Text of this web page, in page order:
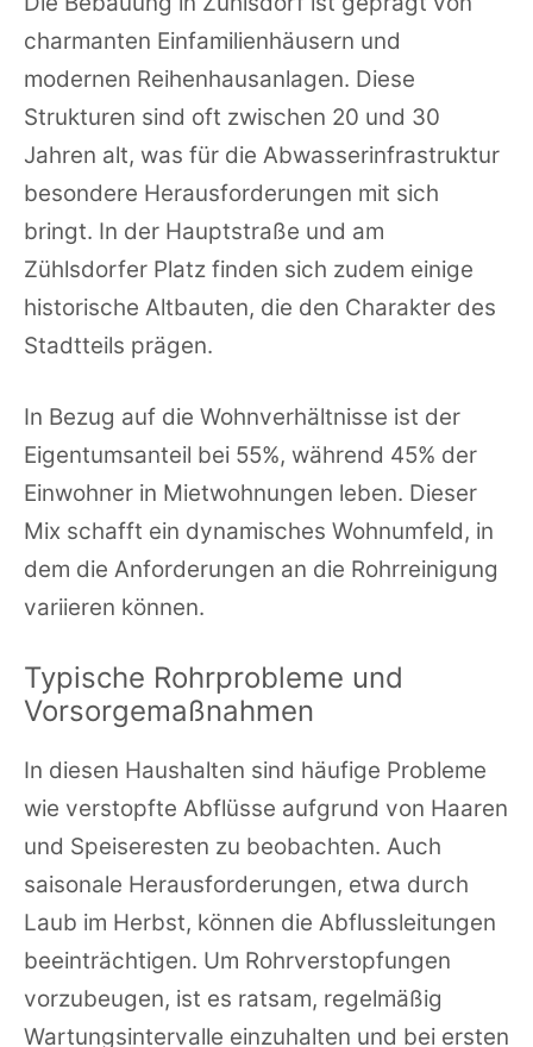
charmanten Einfamilienhäusern und
modernen Reihenhausanlagen. Diese
Strukturen sind oft zwischen 20 und 30
Jahren alt, was für die Abwasserinfrastruktur
besondere Herausforderungen mit sich
bringt. In der Hauptstraße und am
Zühlsdorfer Platz finden sich zudem einige
historische Altbauten, die den Charakter des
Stadtteils prägen.
In Bezug auf die Wohnverhältnisse ist der
Eigentumsanteil bei 55%, während 45% der
Einwohner in Mietwohnungen leben. Dieser
Mix schafft ein dynamisches Wohnumfeld, in
dem die Anforderungen an die Rohrreinigung
variieren können.
Typische Rohrprobleme und
Vorsorgemaßnahmen
In diesen Haushalten sind häufige Probleme
wie verstopfte Abflüsse aufgrund von Haaren
und Speiseresten zu beobachten. Auch
saisonale Herausforderungen, etwa durch
Laub im Herbst, können die Abflussleitungen
beeinträchtigen. Um Rohrverstopfungen
vorzubeugen, ist es ratsam, regelmäßig
Wartungsintervalle einzuhalten und bei ersten